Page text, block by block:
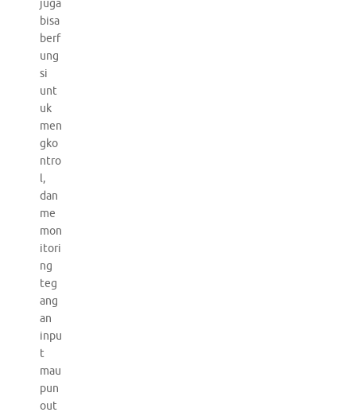
juga
bisa
berf
ung
si
unt
uk
men
gko
ntro
l,
dan
me
mon
itori
ng
teg
ang
an
inpu
t
mau
pun
out